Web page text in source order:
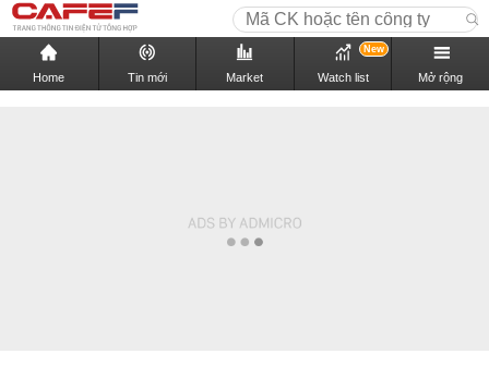
Home Tin mới Market Watch list
New
Mở rộng